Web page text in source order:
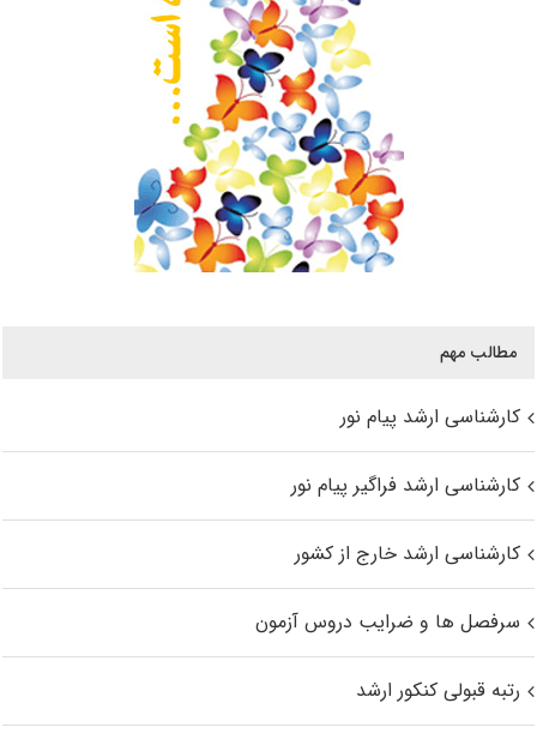
مطالب مهم
کارشناسی ارشد پیام نور
کارشناسی ارشد فراگیر پیام نور
کارشناسی ارشد خارج از کشور
سرفصل ها و ضرایب دروس آزمون
رتبه قبولی کنکور ارشد